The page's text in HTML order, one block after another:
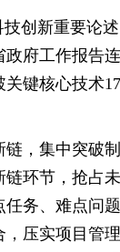
创新重要论
府工作报告
键核心技术
，集中突破
环节，抢占未
务、难点问
压实项目管